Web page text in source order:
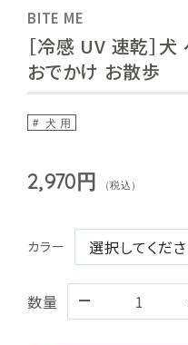
BITE ME
［冷感 UV 速乾］
おでかけ お散歩
犬 用
2,970円 （税込）
カラー
数量